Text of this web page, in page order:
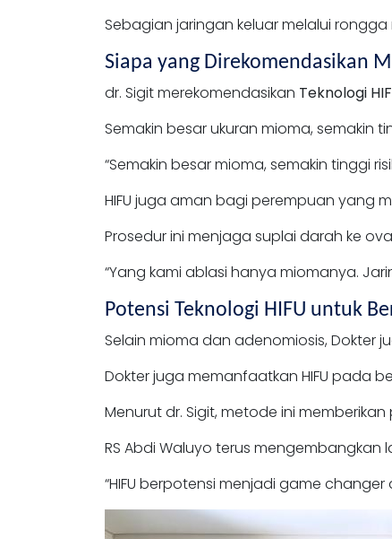
Sebagian jaringan keluar melalui
Siapa yang Direkomendasikan
dr. Sigit merekomendasikan Teknologi
Semakin besar ukuran mioma,
“Semakin besar mioma, semakin tinggi
HIFU juga aman bagi perempuan yang
Prosedur ini menjaga suplai darah ke
“Yang kami ablasi hanya miomanya.
Potensi Teknologi HIFU untuk
Selain mioma dan adenomiosis, Dokter
Dokter juga memanfaatkan HIFU pada
Menurut dr. Sigit, metode ini
RS Abdi Waluyo terus mengembangkan
“HIFU berpotensi menjadi game